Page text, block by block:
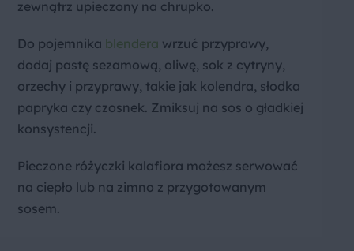
zewnątrz upieczony na chrupko.
Do pojemnika blendera wrzuć przyprawy,
dodaj pastę sezamową, oliwę, sok z cytryny,
orzechy i przyprawy, takie jak kolendra, słodka
papryka czy czosnek. Zmiksuj na sos o gładkiej
konsystencji.
Pieczone różyczki kalafiora możesz serwować
na ciepło lub na zimno z przygotowanym
sosem.